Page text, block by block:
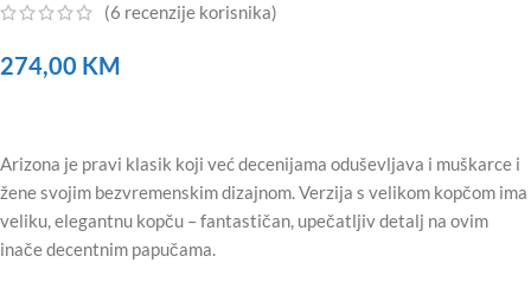
(6 recenzije korisnika)
274,00 KM
Arizona je pravi klasik koji već decenijama oduševljava i muškarce i
žene svojim bezvremenskim dizajnom. Verzija s velikom kopčom ima
veliku, elegantnu kopču – fantastičan, upečatljiv detalj na ovim
inače decentnim papučama.